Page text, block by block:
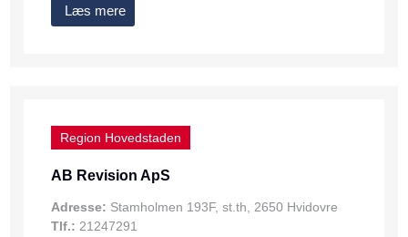
Læs mere
Region Hovedstaden
AB Revision ApS
Adresse: Stamholmen 193F, st.th, 2650 Hvidovre
Tlf.: 21247291